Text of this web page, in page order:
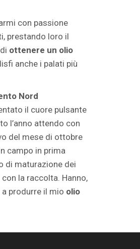
con passione
prestando loro il
ottenere un olio
anche i palati più
Nord
il cuore pulsante
l’anno attendo con
del mese di ottobre
campo in prima
di maturazione dei
la raccolta. Hanno,
produrre il mio olio